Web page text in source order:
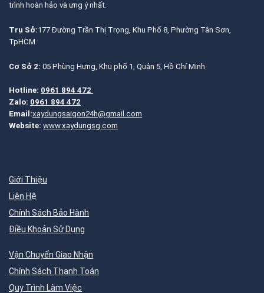
trình hoàn hảo và ưng ý nhất.
Trụ Sở:177 Đường Trần Thị Trọng, Khu Phố 8, Phường Tân Sơn,
TpHCM
Cơ Sở 2: 05 Phùng Hưng, Khu phố 1, Quận 5, Hồ Chí Minh
Hotline: 0961 894 472
Zalo: 0961 894 472
Email:xaydungsaigon24h@gmail.com
Website: www.xaydungsg.com
Giới Thiệu
Liên Hệ
Chính Sách Bảo Hành
Điều Khoản Sử Dụng
Vận Chuyển Giao Nhận
Chính Sách Thanh Toán
Quy Trình Làm Việc